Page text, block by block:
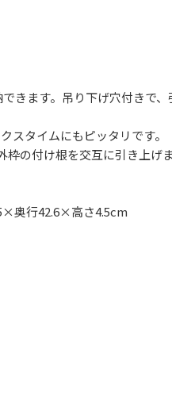
ます。吊り下げ穴付きで、
スタイムにもピッタリです。
の付け根を交互に引き上げま
奥行42.6×高さ4.5cm